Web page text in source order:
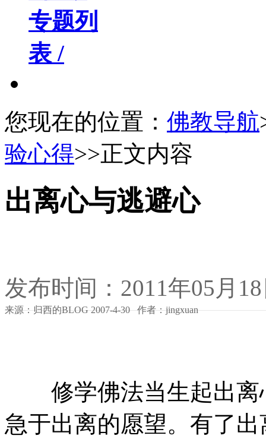
专题列
表 /
您现在的位置： 佛教导航
验心得>>正文内容
出离心与逃避心
发布时间：2011年05月
来源：归西的BLOG 2007-4-30 作者：jingxuan
修学佛法当生起出离
急于出离的愿望。有了